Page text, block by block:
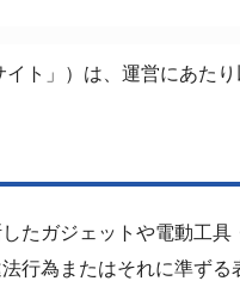
ト」）は、運営にあた
たガジェットや電動工
行為またはそれに準ず